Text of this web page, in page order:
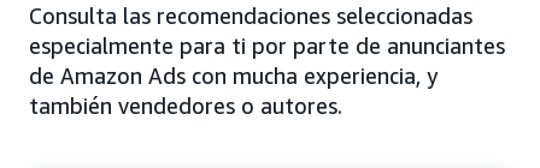
Consulta las recomendaciones seleccionadas
especialmente para ti por parte de anunciantes
de Amazon Ads con mucha experiencia, y
también vendedores o autores.